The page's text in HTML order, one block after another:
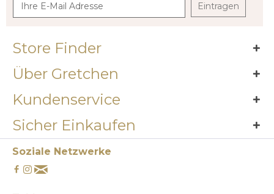
Eintragen
Store Finder
Über Gretchen
Kundenservice
Sicher Einkaufen
Soziale Netzwerke